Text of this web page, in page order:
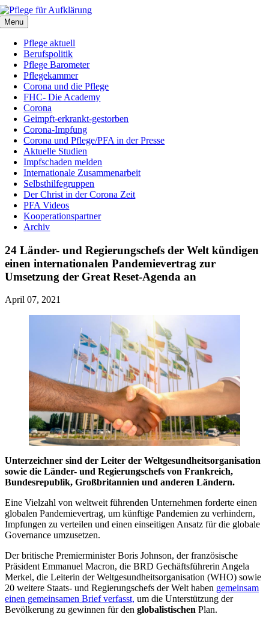
Zum
Inhalt
springen
Menu
Pflege aktuell
Berufspolitik
Pflege Barometer
Pflegekammer
Corona und die Pflege
FHC- Die Academy
Corona
Geimpft-erkrankt-gestorben
Corona-Impfung
Corona und Pflege/PFA in der Presse
Aktuelle Studien
Impfschaden melden
Internationale Zusammenarbeit
Selbsthilfegruppen
Der Christ in der Corona Zeit
PFA Videos
Kooperationspartner
Archiv
24 Länder- und Regierungschefs der Welt kündigen
einen internationalen Pandemievertrag zur
Umsetzung der Great Reset-Agenda an
April 07, 2021
Unterzeichner sind der Leiter der Weltgesundheitsorganisation
sowie die Länder- und Regierungschefs von Frankreich,
Bundesrepublik, Großbritannien und anderen Ländern.
Eine Vielzahl von weltweit führenden Unternehmen forderte einen
globalen Pandemievertrag, um künftige Pandemien zu verhindern,
Impfungen zu verteilen und einen einseitigen Ansatz für die globale
Governance umzusetzen.
Der britische Premierminister Boris Johnson, der französische
Präsident Emmanuel Macron, die BRD Gechäftsführerin Angela
Merkel, die Leiterin der Weltgesundheitsorganisation (WHO) sowie
20 weitere Staats- und Regierungschefs der Welt haben gemeinsam
einen gemeinsamen Brief verfasst, um die Unterstützung der
Bevölkerung zu gewinnen für den globalistischen Plan.